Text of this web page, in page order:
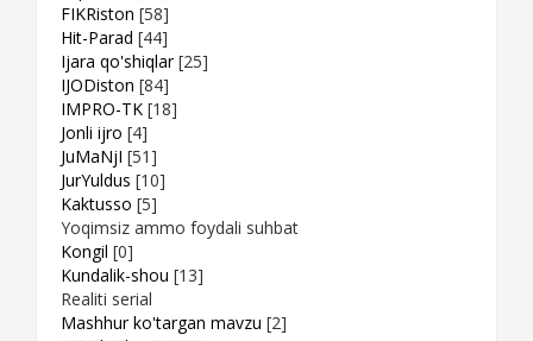
FIKRiston [58]
Hit-Parad [44]
Ijara qo'shiqlar [25]
IJODiston [84]
IMPRO-TK [18]
Jonli ijro [4]
JuMaNjI [51]
JurYuldus [10]
Kaktusso [5]
Yoqimsiz ammo foydali suhbat
Kongil [0]
Kundalik-shou [13]
Realiti serial
Mashhur ko'targan mavzu [2]